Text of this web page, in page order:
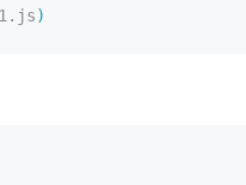
)